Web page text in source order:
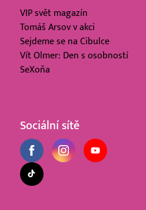
VIP svět magazín
Tomáš Arsov v akci
Sejdeme se na Cibulce
Vít Olmer: Den s osobností
SeXoňa
Sociální sítě